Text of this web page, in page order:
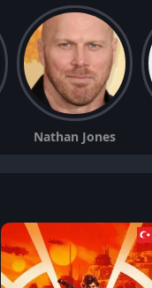
Nathan Jones